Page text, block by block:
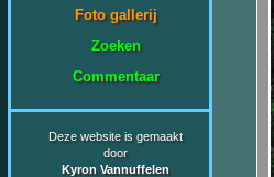
Foto gallerij
Zoeken
Commentaar
Deze website is gemaakt
door
Kyron Vannuffelen